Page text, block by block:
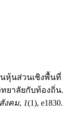
นหุ้นส่วนเชิงพื้นที่
ยาลัยกับท้องถิ่น.
งคม, 1(1), e1830.